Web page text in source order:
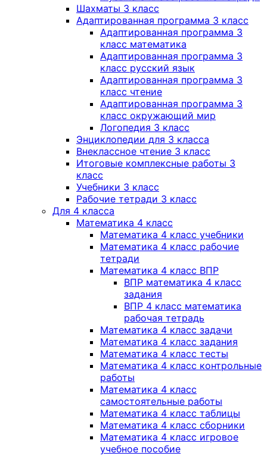
Шахматы 3 класс
Адаптированная программа 3 класс
Адаптированная программа 3
класс математика
Адаптированная программа 3
класс русский язык
Адаптированная программа 3
класс чтение
Адаптированная программа 3
класс окружающий мир
Логопедия 3 класс
Энциклопедии для 3 класса
Внеклассное чтение 3 класс
Итоговые комплексные работы 3
класс
Учебники 3 класс
Рабочие тетради 3 класс
Для 4 класса
Математика 4 класс
Математика 4 класс учебники
Математика 4 класс рабочие
тетради
Математика 4 класс ВПР
ВПР математика 4 класс
задания
ВПР 4 класс математика
рабочая тетрадь
Математика 4 класс задачи
Математика 4 класс задания
Математика 4 класс тесты
Математика 4 класс контрольные
работы
Математика 4 класс
самостоятельные работы
Математика 4 класс таблицы
Математика 4 класс сборники
Математика 4 класс игровое
учебное пособие